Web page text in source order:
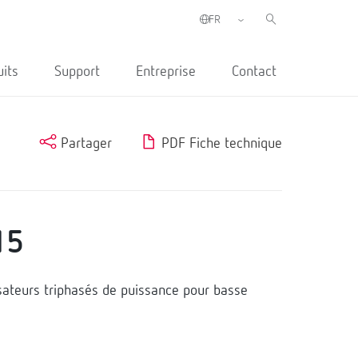
Support Entreprise Contact
Partager PDF Fiche technique
triphasés de puissance pour basse